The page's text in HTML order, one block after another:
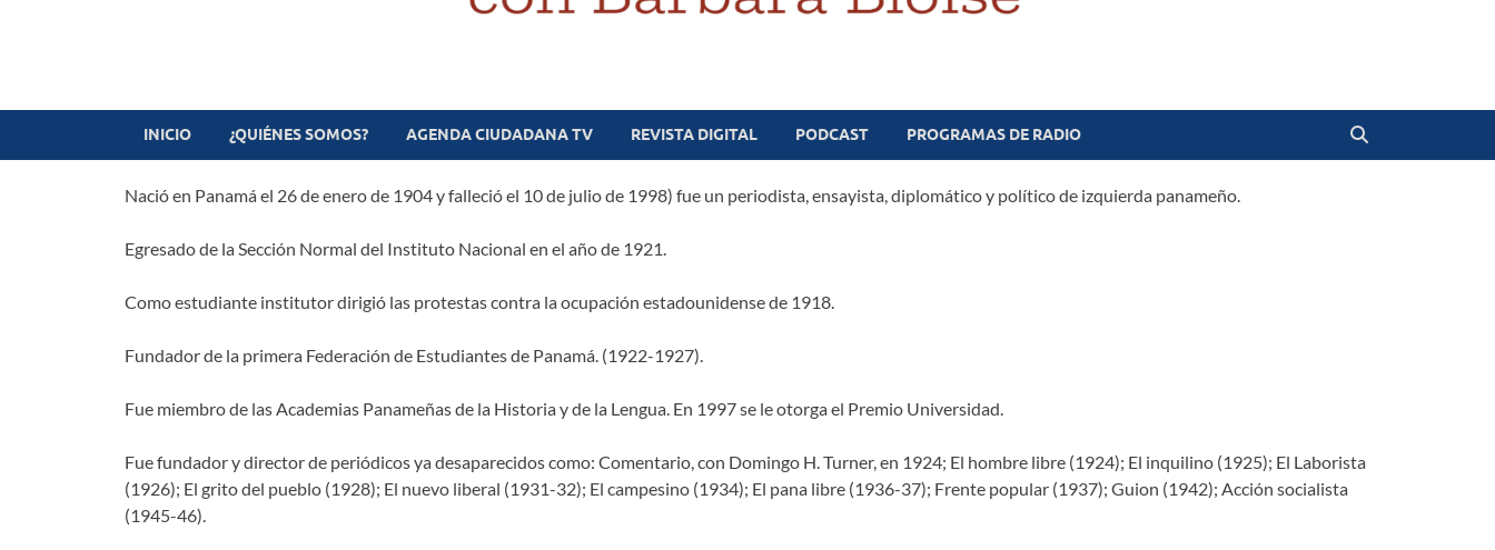
Revista digital
INICIO ¿QUIÉNES SOMOS? AGENDA CIUDADANA TV REVISTA DIGITAL PODCAST PROGRAMAS DE RADIO
Nació en Panamá el 26 de enero de 1904 y falleció el 10 de julio de 1998) fue un periodista, ensayista, diplomático y político de izquierda panameño.
Egresado de la Sección Normal del Instituto Nacional en el año de 1921.
Como estudiante institutor dirigió las protestas contra la ocupación estadounidense de 1918.
Fundador de la primera Federación de Estudiantes de Panamá. (1922-1927).
Fue miembro de las Academias Panameñas de la Historia y de la Lengua. En 1997 se le otorga el Premio Universidad.
Fue fundador y director de periódicos ya desaparecidos como: Comentario, con Domingo H. Turner, en 1924; El hombre libre (1924); El inquilino (1925); El Laborista
(1926); El grito del pueblo (1928); El nuevo liberal (1931-32); El campesino (1934); El pana libre (1936-37); Frente popular (1937); Guion (1942); Acción socialista
(1945-46).